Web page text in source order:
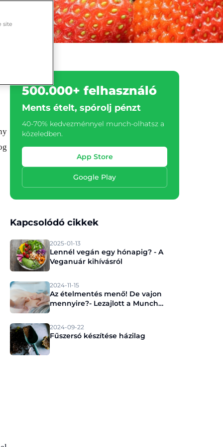
500.000+ felhasználó
Ments ételt, spórolj pénzt
40-70% kedvezménnyel munch-olhatsz a
közeledben.
App Store
Google Play
Kapcsolódó cikkek
2025-01-13
Lennél vegán egy hónapig? - A
Veganuár kihívásról
2024-11-15
Az ételmentés menő! De vajon
mennyire?- Lezajlott a Munch
2024-09-22
Fűszersó készítése házilag
site